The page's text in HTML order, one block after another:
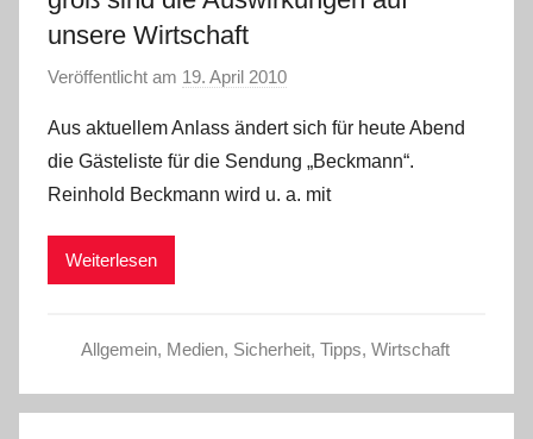
unsere Wirtschaft
Veröffentlicht am 19. April 2010
n
C
h
e
W
Aus aktuellem Anlass ändert sich für heute Abend
die Gästeliste für die Sendung „Beckmann“.
Reinhold Beckmann wird u. a. mit
Weiterlesen
Allgemein, Medien, Sicherheit, Tipps, Wirtschaft